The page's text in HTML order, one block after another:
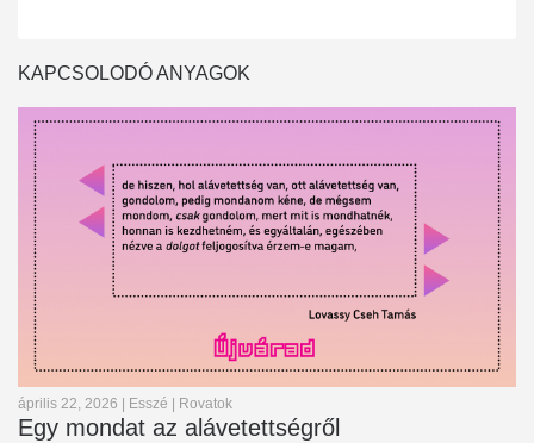
KAPCSOLODÓ ANYAGOK
április 22, 2026 Esszé Rovatok
Egy mondat az alávetettségről